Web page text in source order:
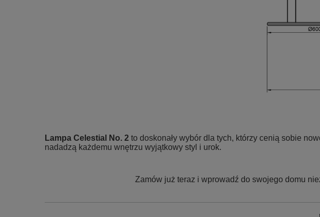
Lampa Celestial No. 2 to doskonały wybór dla tych, którzy cenią sobie
nadadzą każdemu wnętrzu wyjątkowy styl i urok.
Zamów już teraz i wprowadź do swojego domu